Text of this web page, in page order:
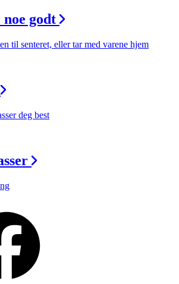
noe godt
til senteret, eller tar med varene hjem
deg best